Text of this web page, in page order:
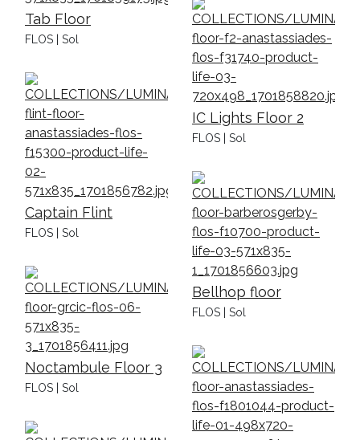
Tab Floor
FLOS | Sol
IC Lights Floor 2
FLOS | Sol
Captain Flint
FLOS | Sol
Bellhop floor
FLOS | Sol
Noctambule Floor 3
FLOS | Sol